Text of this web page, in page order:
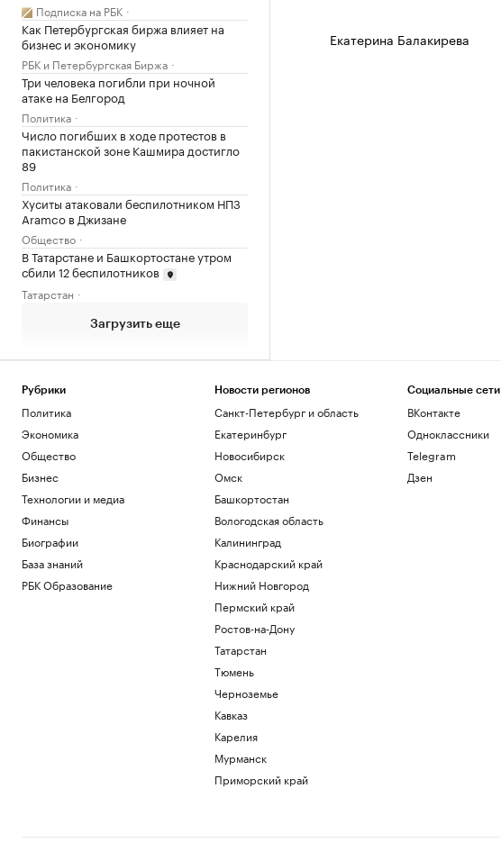
Подписка на РБК
Как Петербургская биржа влияет на
бизнес и экономику
РБК и Петербургская Биржа
Три человека погибли при ночной
атаке на Белгород
Политика
Число погибших в ходе протестов в
пакистанской зоне Кашмира достигло
89
Политика
Хуситы атаковали беспилотником НПЗ
Aramco в Джизане
Общество
В Татарстане и Башкортостане утром
сбили 12 беспилотников
Татарстан
Загрузить еще
Екатерина Балакирева
Рубрики
Политика
Экономика
Общество
Бизнес
Технологии и медиа
Финансы
Биографии
База знаний
РБК Образование
Новости регионов
Санкт-Петербург и область
Екатеринбург
Новосибирск
Омск
Башкортостан
Вологодская область
Калининград
Краснодарский край
Нижний Новгород
Пермский край
Ростов-на-Дону
Татарстан
Тюмень
Черноземье
Кавказ
Карелия
Мурманск
Приморский край
Социальные сети
ВКонтакте
Одноклассники
Telegram
Дзен